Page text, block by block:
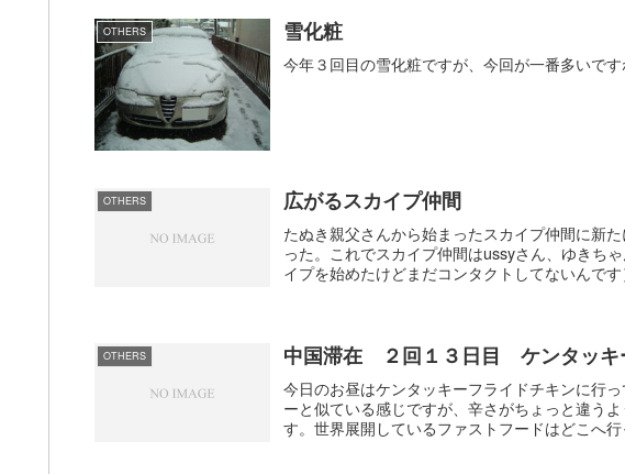
OTHERS 雪化粧
今年３回目の雪化粧ですが、今回が一番多いです
OTHERS 広がるスカイプ仲間
たぬき親父さんから始まったスカイプ仲間に新
った。これでスカイプ仲間はussyさん、ゆきち
イプを始めたけどまだコンタクトしてないんで
OTHERS 中国滞在 ２回１３日目 ケンタッキ
今日のお昼はケンタッキーフライドチキンに行
ーと似ている感じですが、辛さがちょっと違う
す。世界展開しているファストフードはどこへ